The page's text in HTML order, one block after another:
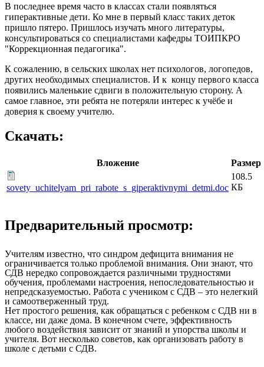
В последнее время часто в классах стали появляться
гиперактивные дети. Ко мне в первый класс таких деток
пришло пятеро. Пришлось изучать много литературы,
консультироваться со специалистами кафедры ТОИПКРО
"Коррекционная педагогика".
К сожалению, в сельских школах нет психологов, логопедов,
других необходимых специалистов. И к концу первого класса
появились маленькие сдвиги в положительную сторону. А
самое главное, эти ребята не потеряли интерес к учёбе и
доверия к своему учителю.
Скачать:
Вложение Размер
sovety_uchitelyam_pri_rabote_s_giperaktivnymi_detmi.doc
108.5
КБ
Предварительный просмотр:
Учителям известно, что синдром дефицита внимания не
ограничивается только проблемой внимания. Они знают, что
СДВ нередко сопровождается различными трудностями
обучения, проблемами настроения, непоследовательностью и
непредсказуемостью. Работа с учеником с СДВ – это нелегкий
и самоотверженный труд.
Нет простого решения, как обращаться с ребенком с СДВ ни в
классе, ни даже дома. В конечном счете, эффективность
любого воздействия зависит от знаний и упорства школы и
учителя. Вот несколько советов, как организовать работу в
школе с детьми с СДВ.